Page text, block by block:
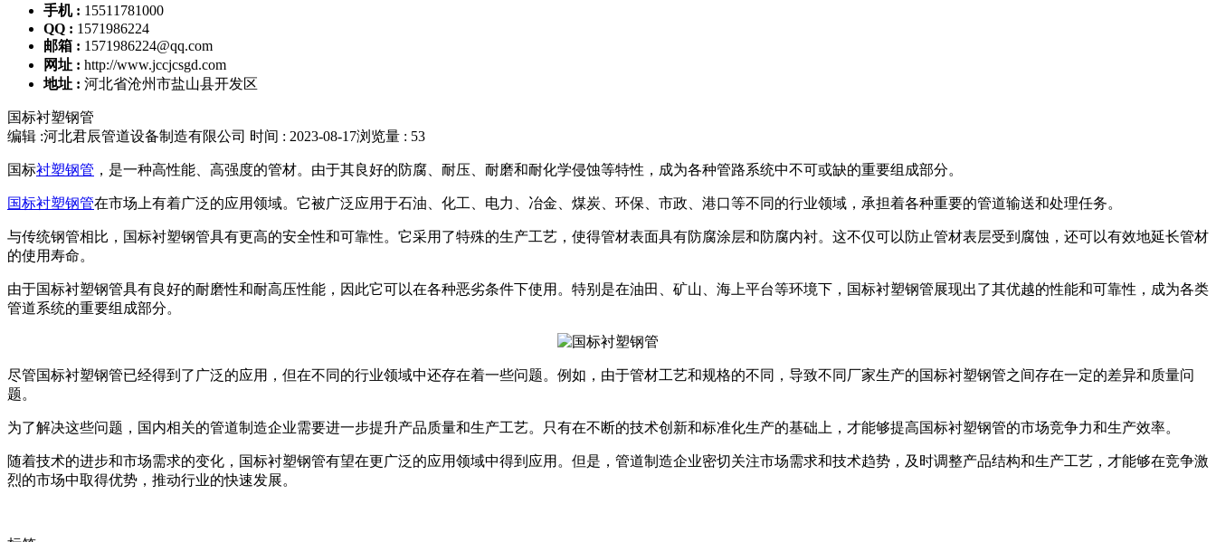
手机 : 15511781000
QQ : 1571986224
邮箱 : 1571986224@qq.com
网址 : http://www.jccjcsgd.com
地址 : 河北省沧州市盐山县开发区
国标衬塑钢管
编辑 :河北君辰管道设备制造有限公司 时间 : 2023-08-17浏览量 : 53
国标衬塑钢管 ，是一种高性能、高强度的管材。由于其良好的防腐、耐压、耐磨和耐化学侵蚀等特性，成为各种管路系统中不可或缺的重要组成部分。
国标衬塑钢管在市场上有着广泛的应用领域。它被广泛应用于石油、化工、电力、冶金、煤炭、环保、市政、港口等不同的行业领域，承担着各种重要的管道输送和处理任务。
与传统钢管相比，国标衬塑钢管具有更高的安全性和可靠性。它采用了特殊的生产工艺，使得管材表面具有防腐涂层和防腐内衬。这不仅可以防止管材表层受到腐蚀，还可以有效地延长管材
的使用寿命。
由于国标衬塑钢管具有良好的耐磨性和耐高压性能，因此它可以在各种恶劣条件下使用。特别是在油田、矿山、海上平台等环境下，国标衬塑钢管展现出了其优越的性能和可靠性，成为各类
管道系统的重要组成部分。
尽管国标衬塑钢管已经得到了广泛的应用，但在不同的行业领域中还存在着一些问题。例如，由于管材工艺和规格的不同，导致不同厂家生产的国标衬塑钢管之间存在一定的差异和质量问
题。
为了解决这些问题，国内相关的管道制造企业需要进一步提升产品质量和生产工艺。只有在不断的技术创新和标准化生产的基础上，才能够提高国标衬塑钢管的市场竞争力和生产效率。
随着技术的进步和市场需求的变化，国标衬塑钢管有望在更广泛的应用领域中得到应用。但是，管道制造企业密切关注市场需求和技术趋势，及时调整产品结构和生产工艺，才能够在竞争激
烈的市场中取得优势，推动行业的快速发展。